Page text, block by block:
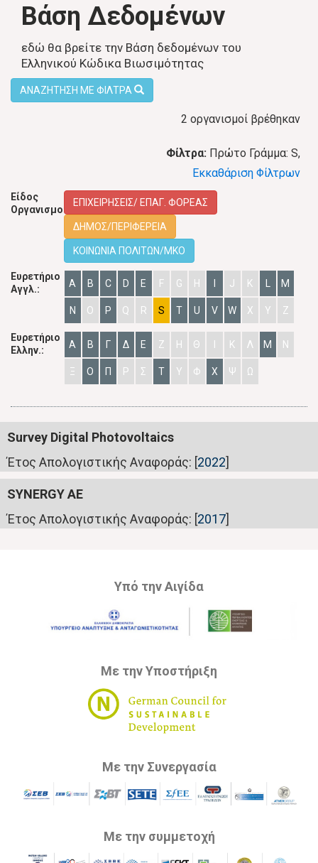
Βάση Δεδομένων
εδώ θα βρείτε την Βάση δεδομένων του
Ελληνικού Κώδικα Βιωσιμότητας
ΑΝΑΖΗΤΗΣΗ ΜΕ ΦΙΛΤΡΑ
2 οργανισμοί βρέθηκαν
Φίλτρα: Πρώτο Γράμμα: S,
Εκκαθάριση Φίλτρων
Είδος
Οργανισμού:
ΕΠΙΧΕΙΡΗΣΕΙΣ/ ΕΠΑΓ. ΦΟΡΕΑΣ
ΔΗΜΟΣ/ΠΕΡΙΦΕΡΕΙΑ
ΚΟΙΝΩΝΙΑ ΠΟΛΙΤΩΝ/ΜΚΟ
Ευρετήριο
Αγγλ.:
A B C D E F G H J K L M
N O P Q R S T U V W X Y Z
Ευρετήριο
Ελλην.:
Α Β Γ Δ Ε Ζ Η Θ Κ Λ Μ Ν
Ξ Ο Π Ρ Σ Τ Υ Φ Χ Ψ Ω
Survey Digital Photovoltaics
Έτος Απολογιστικής Αναφοράς: [2022]
SYNERGY AE
Έτος Απολογιστικής Αναφοράς: [2017]
Υπό την Αιγίδα
Με την Υποστήριξη
Με την Συνεργασία
Με την συμμετοχή